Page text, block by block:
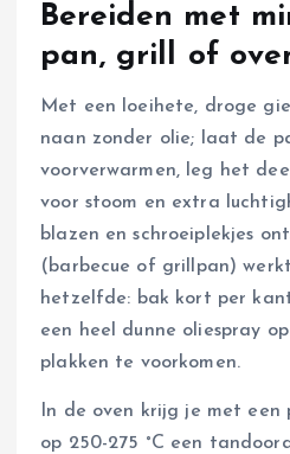
Bereiden met
pan, grill of
Met een loeihete, droge
naan zonder olie; laat de
voorverwarmen, leg het
voor stoom en extra
blazen en schroeiplekjes
(barbecue of grillpan)
hetzelfde: bak kort per
een heel dunne oliespray
plakken te voorkomen.
In de oven krijg je met een
op 250-275 °C een